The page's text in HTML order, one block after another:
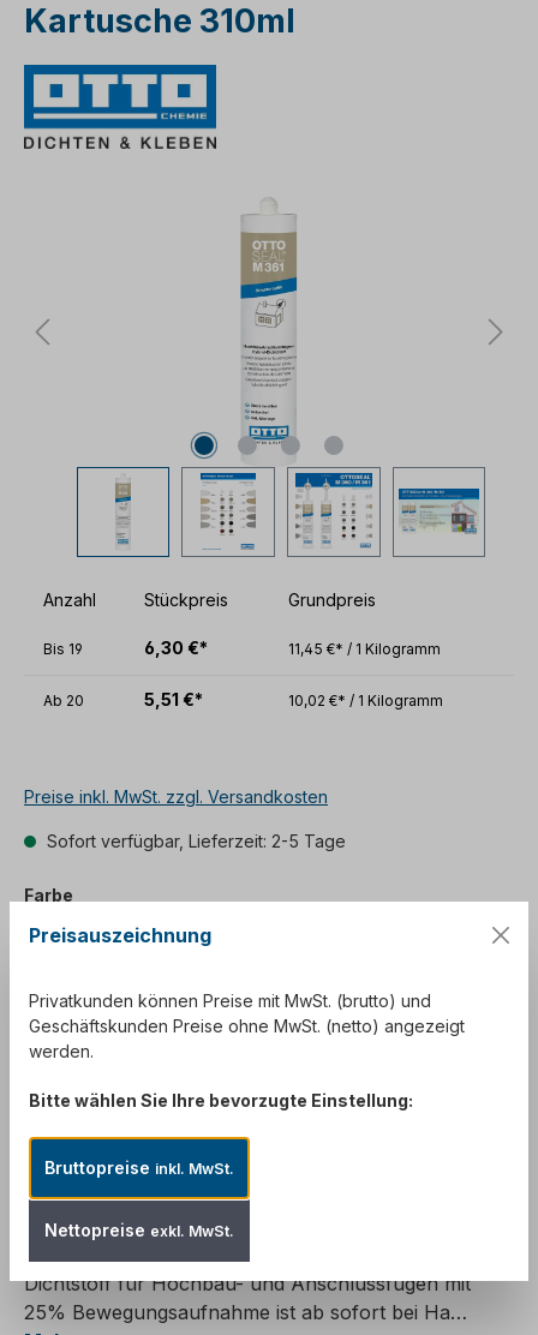
Kartusche 310ml
Anzahl Stückpreis Grundpreis
Bis 19 6,30 €* 11,45 €* / 1 Kilogramm
Ab 20 5,51 €* 10,02 €* / 1 Kilogramm
Preise inkl. MwSt. zzgl. Versandkosten
Sofort verfügbar, Lieferzeit: 2-5 Tage
Farbe
BETONGRAU HELLGRAUBEIGE
OTTOM361KTUWEISS9016
Dichtstoff für Hochbau- und Anschlussfugen mit
25% Bewegungsaufnahme ist ab sofort bei Ha…
Preisauszeichnung
Privatkunden können Preise mit MwSt. (brutto) und
Geschäftskunden Preise ohne MwSt. (netto) angezeigt
werden.
Bitte wählen Sie Ihre bevorzugte Einstellung:
Bruttopreise inkl. MwSt.
Nettopreise exkl. MwSt.